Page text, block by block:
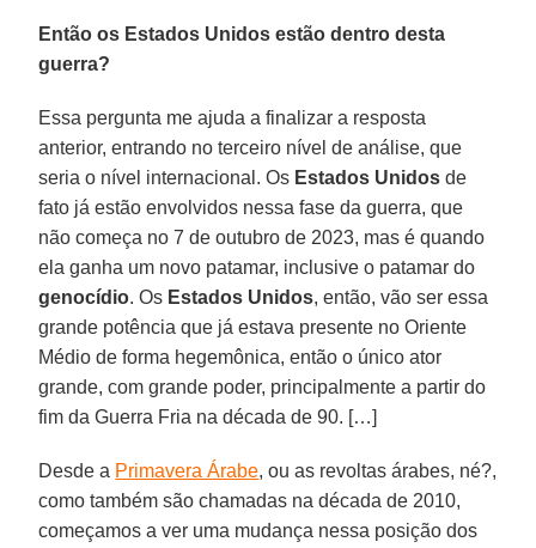
Então os Estados Unidos estão dentro desta
guerra?
Essa pergunta me ajuda a finalizar a resposta
anterior, entrando no terceiro nível de análise, que
seria o nível internacional. Os Estados Unidos de
fato já estão envolvidos nessa fase da guerra, que
não começa no 7 de outubro de 2023, mas é quando
ela ganha um novo patamar, inclusive o patamar do
genocídio. Os Estados Unidos, então, vão ser essa
grande potência que já estava presente no Oriente
Médio de forma hegemônica, então o único ator
grande, com grande poder, principalmente a partir do
fim da Guerra Fria na década de 90. […]
Desde a Primavera Árabe, ou as revoltas árabes, né?,
como também são chamadas na década de 2010,
começamos a ver uma mudança nessa posição dos